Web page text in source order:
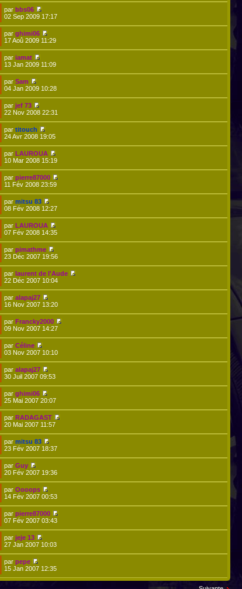
parbbs06
02 Sep 2009 17:17
parghimi06
17 Aoû 2009 11:29
pariamat
13 Jan 2009 11:09
parSam
04 Jan 2009 10:28
parjef 73
22 Nov 2008 22:31
partitouch
24 Avr 2008 19:05
parLAUROUA
10 Mar 2008 15:19
parpierre87000
11 Fév 2008 23:59
parmitsu 83
08 Fév 2008 12:27
parLAUROUA
07 Fév 2008 14:35
parpimathme
23 Déc 2007 19:56
parlaurent de l'Aude
22 Déc 2007 10:04
paralapaj27
16 Nov 2007 13:20
parFrancky2000
09 Nov 2007 14:27
parCéline
03 Nov 2007 10:10
paralapaj27
30 Juil 2007 09:53
parghimi06
25 Mai 2007 20:07
parRADAGAST
20 Mai 2007 11:57
parmitsu 83
23 Fév 2007 18:37
parGuy
20 Fév 2007 19:36
parOooops
14 Fév 2007 00:53
parpierre87000
07 Fév 2007 03:43
parjeje 13
27 Jan 2007 10:03
parpepe
15 Jan 2007 12:35